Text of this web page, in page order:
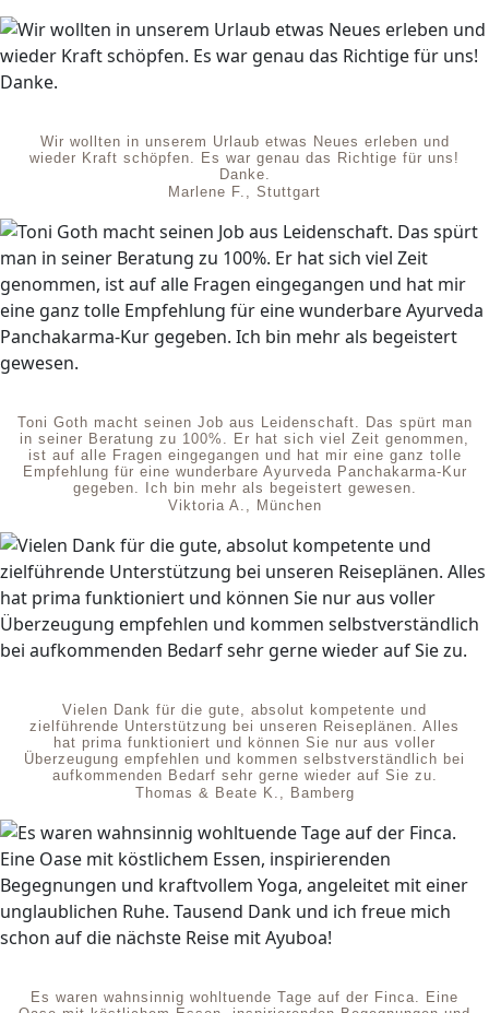
Wir wollten in unserem Urlaub etwas Neues erleben und
wieder Kraft schöpfen. Es war genau das Richtige für uns!
Danke.
Marlene F., Stuttgart
Toni Goth macht seinen Job aus Leidenschaft. Das spürt man
in seiner Beratung zu 100%. Er hat sich viel Zeit genommen,
ist auf alle Fragen eingegangen und hat mir eine ganz tolle
Empfehlung für eine wunderbare Ayurveda Panchakarma-Kur
gegeben. Ich bin mehr als begeistert gewesen.
Viktoria A., München
Vielen Dank für die gute, absolut kompetente und
zielführende Unterstützung bei unseren Reiseplänen. Alles
hat prima funktioniert und können Sie nur aus voller
Überzeugung empfehlen und kommen selbstverständlich bei
aufkommenden Bedarf sehr gerne wieder auf Sie zu.
Thomas & Beate K., Bamberg
Es waren wahnsinnig wohltuende Tage auf der Finca. Eine